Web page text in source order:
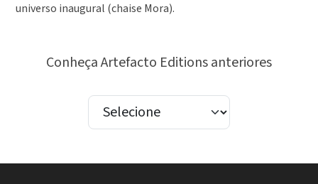
universo inaugural (chaise Mora).
Conheça Artefacto Editions anteriores